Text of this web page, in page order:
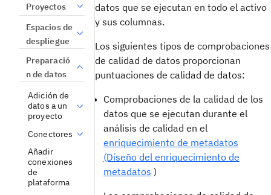
Proyectos
Espacios de
despliegue
Preparació
n de datos
Adición de
datos a un
proyecto
Conectores
Añadir
conexiones
de
plataforma
datos que se ejecutan en todo el activo
y sus columnas.
Los siguientes tipos de comprobaciones
de calidad de datos proporcionan
puntuaciones de calidad de datos:
Comprobaciones de la calidad de los
datos que se ejecutan durante el
análisis de calidad en el
enriquecimiento de metadatos
(Diseño del enriquecimiento de
metadatos )